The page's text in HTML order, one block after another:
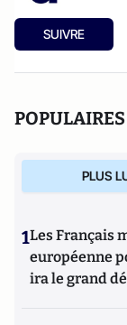
SUIVRE
POPULAIRES
PLUS
1Les Français
européenne
ira le grand